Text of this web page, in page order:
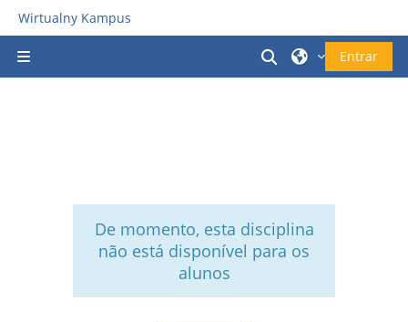
Ir para o conteúdo principal
Wirtualny Kampus
Alternar aEntrar
De momento, esta disciplina
não está disponível para os
alunos